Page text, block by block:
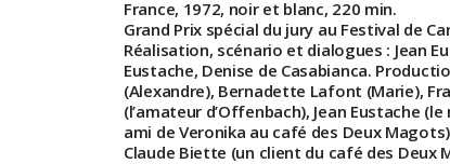
France, 1972, noir et blanc, 220 min.
Grand Prix spécial du jury au Festival de
Réalisation, scénario et dialogues : Jean
Eustache, Denise de Casabianca.
(Alexandre), Bernadette Lafont (Marie),
(l’amateur d’Offenbach), Jean Eustache
ami de Veronika au café des Deux
Claude Biette (un client du café des Deux